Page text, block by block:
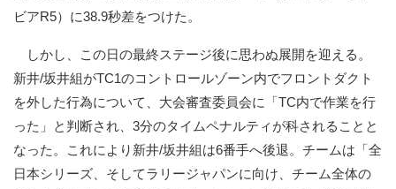
ビアR5）に38.9秒差をつけた。
しかし、この日の最終ステージ後に思わぬ展開を迎える。
新井/坂井組がTC1のコントロールゾーン内でフロントダクト
を外した行為について、大会審査委員会に「TC内で作業を行
った」と判断され、3分のタイムペナルティが科されることと
なった。これにより新井/坂井組は6番手へ後退。チームは「全
日本シリーズ、そしてラリージャパンに向け、チーム全体の